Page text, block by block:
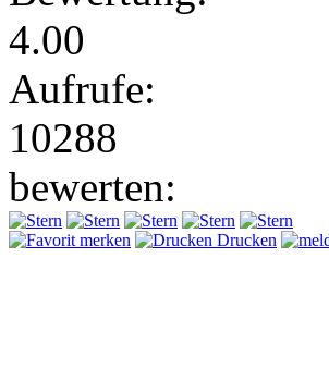
4.00
Aufrufe:
10288
bewerten:
merken Drucken